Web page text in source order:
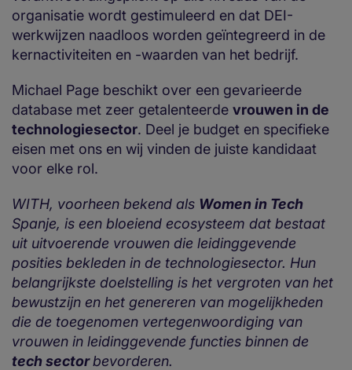
organisatie wordt gestimuleerd en dat DEI-
werkwijzen naadloos worden geïntegreerd in de
kernactiviteiten en -waarden van het bedrijf.
Michael Page beschikt over een gevarieerde
database met zeer getalenteerde vrouwen in de
technologiesector. Deel je budget en specifieke
eisen met ons en wij vinden de juiste kandidaat
voor elke rol.
WITH, voorheen bekend als Women in Tech
Spanje, is een bloeiend ecosysteem dat bestaat
uit uitvoerende vrouwen die leidinggevende
posities bekleden in de technologiesector. Hun
belangrijkste doelstelling is het vergroten van het
bewustzijn en het genereren van mogelijkheden
die de toegenomen vertegenwoordiging van
vrouwen in leidinggevende functies binnen de
tech sectorbevorderen.